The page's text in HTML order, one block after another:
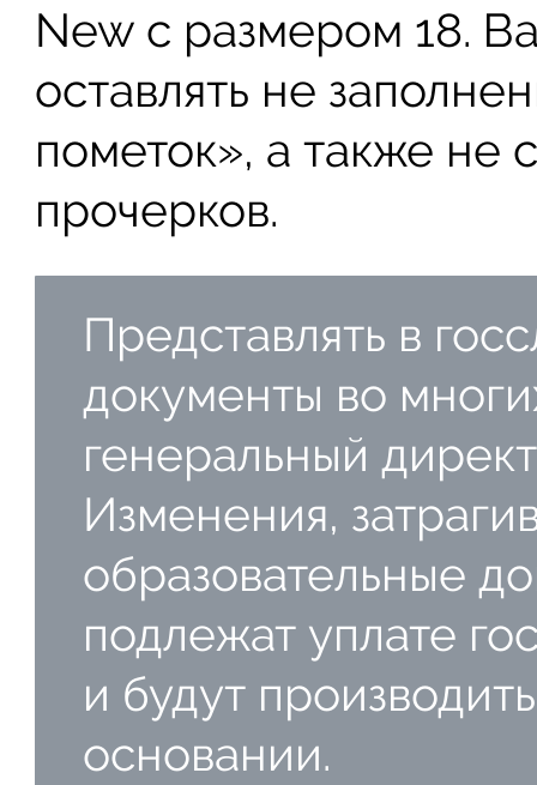
New с размером 18.
оставлять не
пометок», а также не
прочерков.
Представлять в
документы во
генеральный
Изменения,
образовательные
подлежат уплате
и будут
основании.